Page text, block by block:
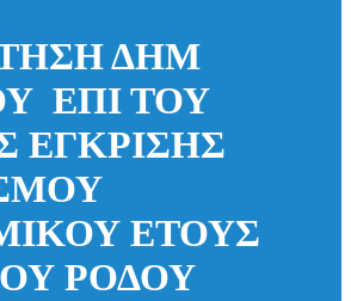
ΔΗΜ
ΕΠΙ ΤΟΥ
ΕΓΚΡΙΣΗΣ
ΕΤΟΥΣ
ΡΟΔΟΥ